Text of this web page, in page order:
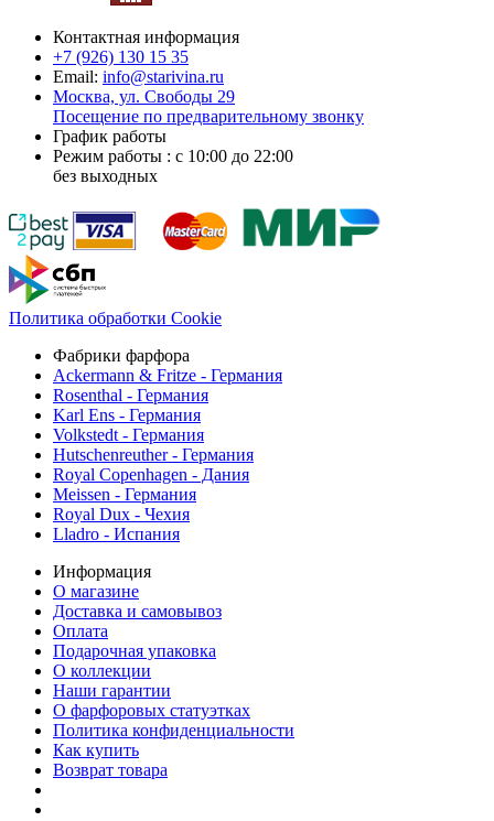
Контактная информация
+7 (926) 130 15 35
Email: info@starivina.ru
Москва, ул. Свободы 29
Посещение по предварительному звонку
График работы
Режим работы : с 10:00 до 22:00
без выходных
Политика обработки Cookie
Фабрики фарфора
Ackermann & Fritze - Германия
Rosenthal - Германия
Karl Ens - Германия
Volkstedt - Германия
Hutschenreuther - Германия
Royal Copenhagen - Дания
Meissen - Германия
Royal Dux - Чехия
Lladro - Испания
Информация
О магазине
Доставка и самовывоз
Оплата
Подарочная упаковка
О коллекции
Наши гарантии
О фарфоровых статуэтках
Политика конфиденциальности
Как купить
Возврат товара